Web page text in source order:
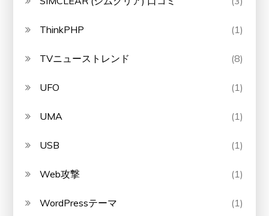
ThinkPHP (1)
TVニューストレンド (8)
UFO (1)
UMA (1)
USB (1)
Web攻撃 (1)
WordPressテーマ (1)